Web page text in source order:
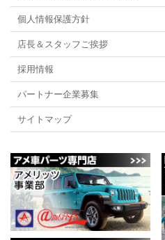
個人情報保護方針
店長＆スタッフご挨拶
採用情報
パートナー企業募集
サイトマップ